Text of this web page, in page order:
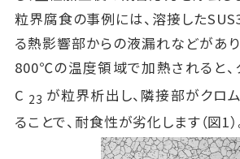
粒界腐食の事例には、溶接した
る熱影響部からの液漏れなどがあ
800℃の温度領域で加熱されると
C 23 が粒界析出し、隣接部がクロ
ることで、耐食性が劣化します（図1）